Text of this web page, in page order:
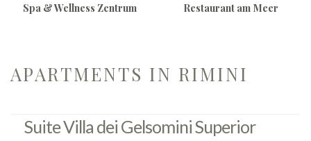
Spa & Wellness Zentrum Restaurant am Meer
APARTMENTS IN RIMINI
Suite Villa dei Gelsomini Superior